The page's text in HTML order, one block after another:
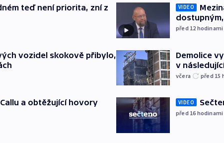
teď není priorita, zní z
vozidel skokově přibylo,
a obtěžující hovory
VIDEO
před 12 hodinami
Demolice
v
včera před 15
VIDEO
před 16 hodinami